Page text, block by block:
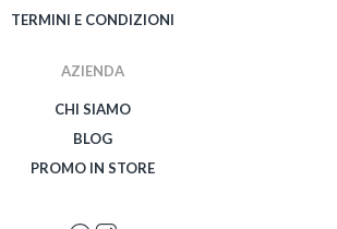
TERMINI E CONDIZIONI
AZIENDA
CHI SIAMO
BLOG
PROMO IN STORE